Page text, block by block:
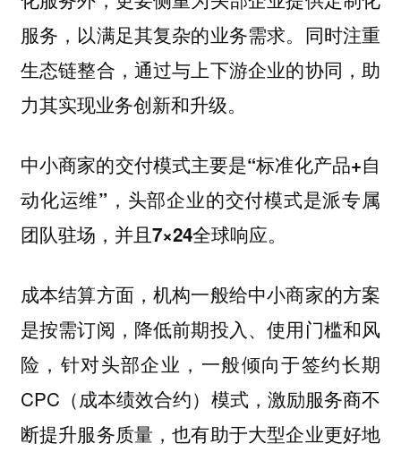
服务，以满足其复杂的业务需求。同时注重
生态链整合，通过与上下游企业的协同，助
力其实现业务创新和升级。
中小商家的交付模式主要是“标准化产品+自
动化运维”，头部企业的交付模式是派专属
团队驻场，并且7×24全球响应。
成本结算方面，机构一般给中小商家的方案
是按需订阅，降低前期投入、使用门槛和风
险，针对头部企业，一般倾向于签约长期
CPC（成本绩效合约）模式，激励服务商不
断提升服务质量，也有助于大型企业更好地